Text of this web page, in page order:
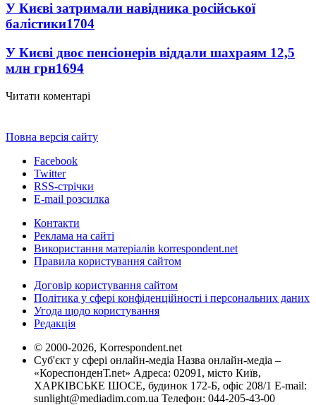
У Києві затримали навідника російської
балістики1704
У Києві двоє пенсіонерів віддали шахраям 12,5
млн грн1694
Читати коментарі
Повна версія сайту
Facebook
Twitter
RSS-стрічки
E-mail розсилка
Контакти
Реклама на сайті
Використання матеріалів korrespondent.net
Правила користування сайтом
Договір користування сайтом
Політика у сфері конфіденційності і персональних даних
Угода щодо користування
Редакція
© 2000-2026, Korrespondent.net
Суб'єкт у сфері онлайн-медіа Назва онлайн-медіа –
«КореспонденТ.net» Адреса: 02091, місто Київ,
ХАРКІВСЬКЕ ШОСЕ, будинок 172-Б, офіс 208/1 E-mail:
sunlight@mediadim.com.ua Телефон: 044-205-43-00